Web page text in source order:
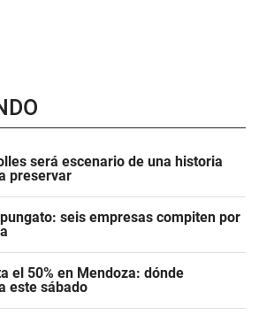
será escenario de una historia
preservar
seis empresas compiten por
el 50% en Mendoza: dónde
este sábado